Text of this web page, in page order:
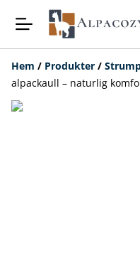
Hem / Produkter /
alpackaull – naturlig